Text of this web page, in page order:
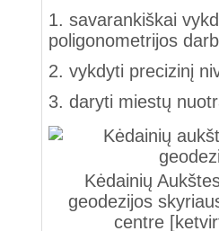
1. savarankiškai
poligonometrijos
2. vykdyti precizinį
3. daryti miestų
Kėdainių
geodezijos
centre